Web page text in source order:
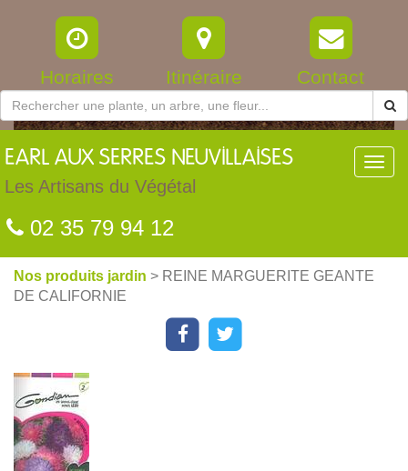
Horaires Itinéraire Contact
EARL AUX SERRES NEUVILLAISES
Les Artisans du Végétal
02 35 79 94 12
Nos produits jardin > REINE MARGUERITE GEANTE
DE CALIFORNIE